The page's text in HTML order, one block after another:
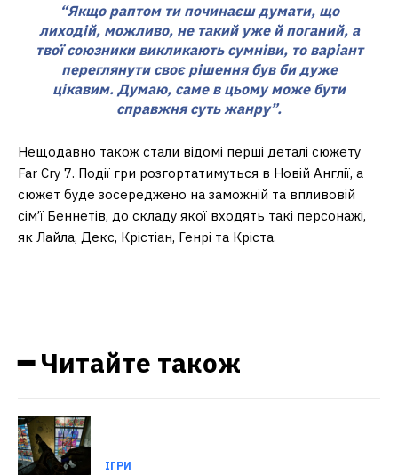
“Якщо раптом ти починаєш думати, що
лиходій, можливо, не такий уже й поганий, а
твої союзники викликають сумніви, то варіант
переглянути своє рішення був би дуже
цікавим. Думаю, саме в цьому може бути
справжня суть жанру”.
Нещодавно також стали відомі перші деталі сюжету
Far Cry 7. Події гри розгортатимуться в Новій Англії, а
сюжет буде зосереджено на заможній та впливовій
сім’ї Беннетів, до складу якої входять такі персонажі,
як Лайла, Декс, Крістіан, Генрі та Кріста.
━ Читайте також
ІГРИ